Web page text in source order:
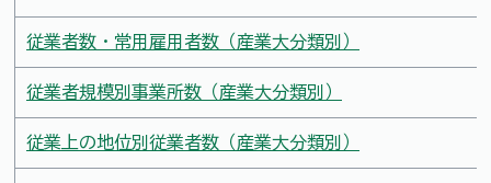
従業者数・常用雇用者数（産業大分類別）
従業者規模別事業所数（産業大分類別）
従業上の地位別従業者数（産業大分類別）